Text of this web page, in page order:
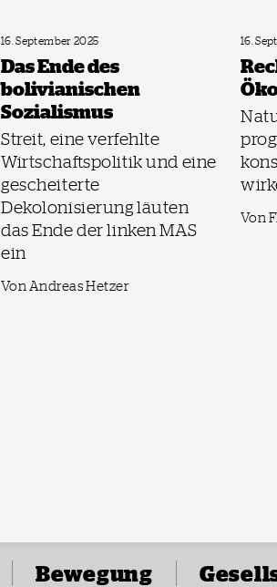
16. September 2025
Das Ende des
bolivianischen
Sozialismus
Streit, eine verfehlte
Wirtschaftspolitik und eine
gescheiterte
Dekolonisierung läuten
das Ende der linken MAS
ein
Von Andreas Hetzer
16.
Von
Bewegung